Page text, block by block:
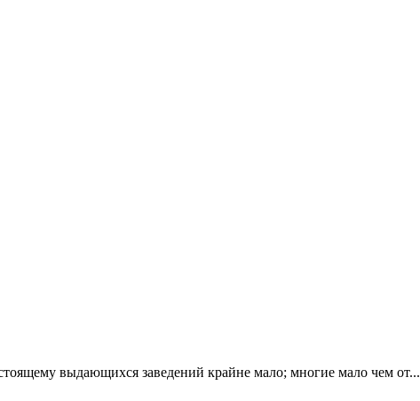
выдающихся заведений крайне мало; многие мало чем от...